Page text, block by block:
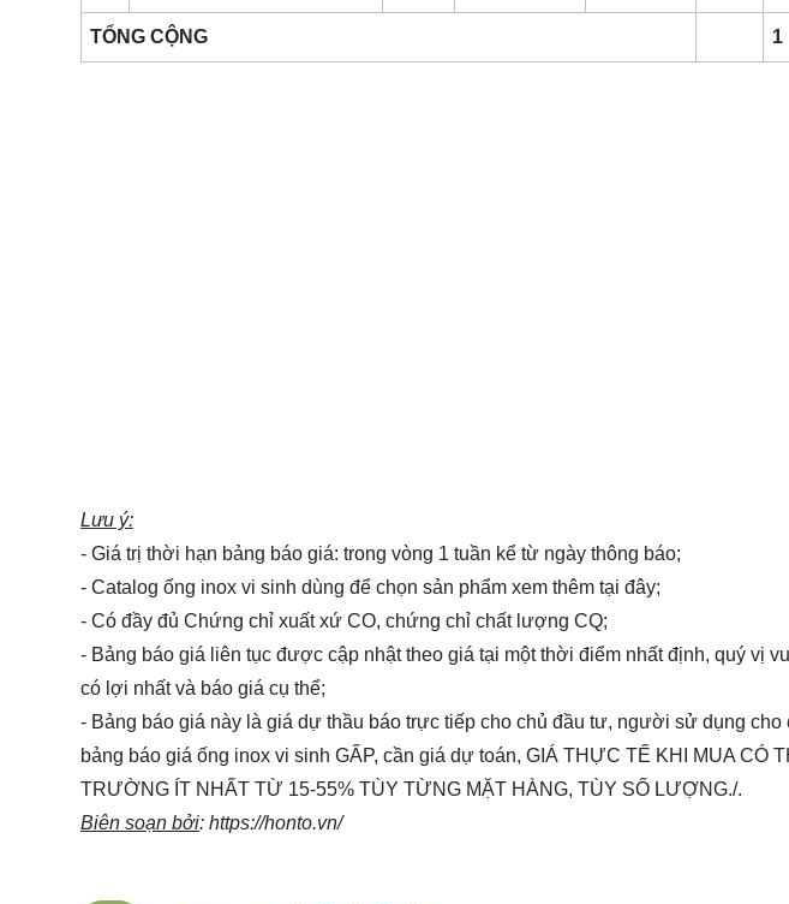
TỔNG CỘNG 1
Lưu ý:
- Giá trị thời hạn bảng báo giá: trong vòng 1 tuần kể từ ngày thông báo;
- Catalog ống inox vi sinh dùng để chọn sản phẩm xem thêm tại đây;
- Có đầy đủ Chứng chỉ xuất xứ CO, chứng chỉ chất lượng CQ;
- Bảng báo giá liên tục được cập nhật theo giá tại một thời điểm nhất định, quý vị
có lợi nhất và báo giá cụ thể;
- Bảng báo giá này là giá dự thầu báo trực tiếp cho chủ đầu tư, người sử dụng cho
bảng báo giá ống inox vi sinh GẤP, cần giá dự toán, GIÁ THỰC TẾ KHI MUA CÓ
TRƯỜNG ÍT NHẤT TỪ 15-55% TÙY TỪNG MẶT HÀNG, TÙY SỐ LƯỢNG./.
Biên soạn bởi: https://honto.vn/